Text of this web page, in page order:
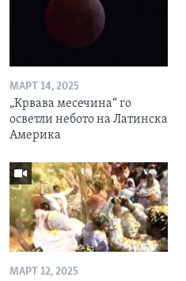
МАРТ 14, 2025
„Крвава месечина“ го
осветли небото на Латинска
Америка
МАРТ 12, 2025